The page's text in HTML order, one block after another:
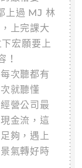
上過 MJ 林
上完課大
宏願要上
！
次聽都有
就聽懂
營公司最
金流，這
夠，遇上
氣轉好時